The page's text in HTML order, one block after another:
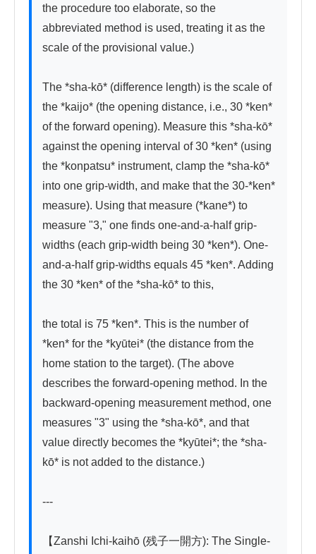
the procedure too elaborate, so the
abbreviated method is used, treating it as the
scale of the provisional value.)
The *sha-kō* (difference length) is the scale of
the *kaijo* (the opening distance, i.e., 30 *ken*
of the forward opening). Measure this *sha-kō*
against the opening interval of 30 *ken* (using
the *konpatsu* instrument, clamp the *sha-kō*
into one grip-width, and make that the 30-*ken*
measure). Using that measure (*kane*) to
measure "3," one finds one-and-a-half grip-
widths (each grip-width being 30 *ken*). One-
and-a-half grip-widths equals 45 *ken*. Adding
the 30 *ken* of the *sha-kō* to this,
the total is 75 *ken*. This is the number of
*ken* for the *kyūtei* (the distance from the
home station to the target). (The above
describes the forward-opening method. In the
backward-opening measurement method, one
measures "3" using the *sha-kō*, and that
value directly becomes the *kyūtei*; the *sha-
kō* is not added to the distance.)
---
【Zanshi Ichi-kaihō (残子一開方): The Single-